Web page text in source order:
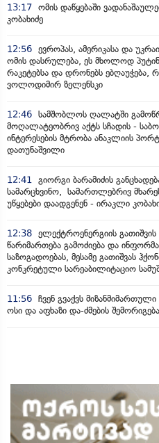
13:17 ომის დაწყებაში
კობახიძე
12:56 ევროპას, ამერიკასა და
ომის დასრულება, ეს მხოლოდ
რაკეტებსა და დრონებს
ვოლოდიმირ ზელენსკი
12:46 სამშობლოს ღალატში
მოღალატეობრივ აქტს სჩადის -
ინტერესების მტრობა ანაკლიის
დათუნაშვილი
12:41
გიორგი ბარამიძის
სამარცხვინო, სამართლებრივ მხარეს
უწყებები დაადგენენ - ირაკლი
12:38 ელექტროენერგიის
წარიმართება გამოძიება და
საზოგადოებას, მესამე გათიშვას
კონკრეტული სარეაბილიტაციო
11:56 ჩვენ გვაქვს
ოსი და აფხაზი და-ძმების